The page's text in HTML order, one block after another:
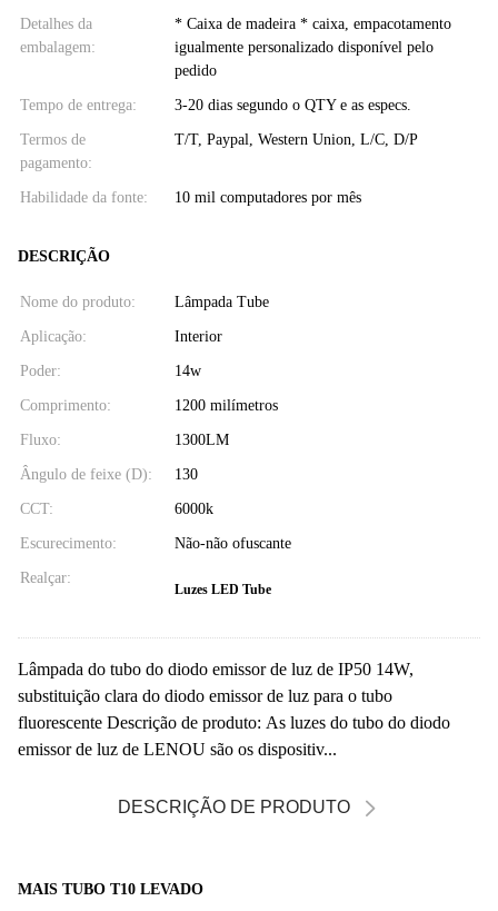
Detalhes da
embalagem:
* Caixa de madeira * caixa, empacotamento
igualmente personalizado disponível pelo
pedido
Tempo de entrega: 3-20 dias segundo o QTY e as especs.
Termos de
pagamento:
T/T, Paypal, Western Union, L/C, D/P
Habilidade da fonte: 10 mil computadores por mês
DESCRIÇÃO
Nome do produto: Lâmpada Tube
Aplicação: Interior
Poder: 14w
Comprimento: 1200 milímetros
Fluxo: 1300LM
Ângulo de feixe (D): 130
CCT: 6000k
Escurecimento: Não-não ofuscante
Realçar:
Luzes LED Tube
Lâmpada do tubo do diodo emissor de luz de IP50 14W,
substituição clara do diodo emissor de luz para o tubo
fluorescente Descrição de produto: As luzes do tubo do diodo
emissor de luz de LENOU são os dispositiv...
DESCRIÇÃO DE PRODUTO
MAIS TUBO T10 LEVADO